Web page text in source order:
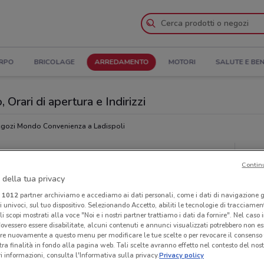
BRICOLAGE ARREDAMENTO MOTORI SALUTE E
Orari di apertura e Indirizzi
Mondo Convenienza a Ladispoli
della tua privacy
1012partner archiviamo e accediamo ai dati personali, come i dati di navigazione
sul tuo dispositivo. Selezionando Accetto, abiliti le tecnologie di
scopi mostrati alla voce "Noi e i nostri partner trattiamo i dati da fornire". Nel caso
essere disabilitate, alcuni contenuti e annunci visualizzati potrebbero non
nuovamente a questo menu per modificare le tue scelte o per revocare il
finalità in fondo alla pagina web. Tali scelte avranno effetto nel contesto del
informazioni, consulta l'Informativa sulla privacy.Privacy policy